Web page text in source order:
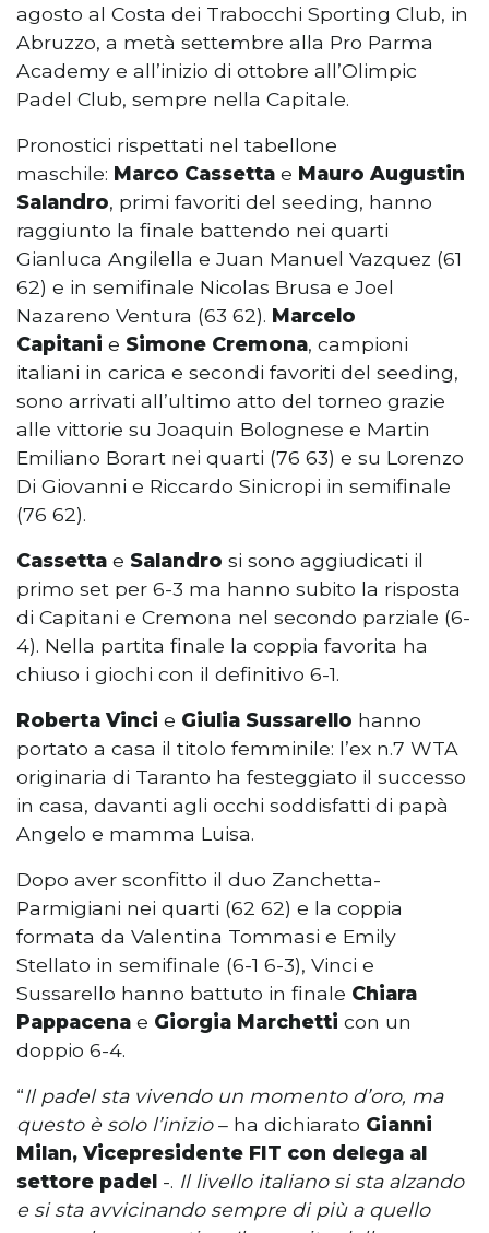
agosto al Costa dei Trabocchi Sporting Club, in
Abruzzo, a metà settembre alla Pro Parma
Academy e all’inizio di ottobre all’Olimpic
Padel Club, sempre nella Capitale.
Pronostici rispettati nel tabellone
maschile: Marco Cassetta e Mauro Augustin
Salandro, primi favoriti del seeding, hanno
raggiunto la finale battendo nei quarti
Gianluca Angilella e Juan Manuel Vazquez (61
62) e in semifinale Nicolas Brusa e Joel
Nazareno Ventura (63 62). Marcelo
Capitani e Simone Cremona, campioni
italiani in carica e secondi favoriti del seeding,
sono arrivati all’ultimo atto del torneo grazie
alle vittorie su Joaquin Bolognese e Martin
Emiliano Borart nei quarti (76 63) e su Lorenzo
Di Giovanni e Riccardo Sinicropi in semifinale
(76 62).
Cassetta e Salandro si sono aggiudicati il
primo set per 6-3 ma hanno subito la risposta
di Capitani e Cremona nel secondo parziale (6-
4). Nella partita finale la coppia favorita ha
chiuso i giochi con il definitivo 6-1.
Roberta Vinci e Giulia Sussarello hanno
portato a casa il titolo femminile: l’ex n.7 WTA
originaria di Taranto ha festeggiato il successo
in casa, davanti agli occhi soddisfatti di papà
Angelo e mamma Luisa.
Dopo aver sconfitto il duo Zanchetta-
Parmigiani nei quarti (62 62) e la coppia
formata da Valentina Tommasi e Emily
Stellato in semifinale (6-1 6-3), Vinci e
Sussarello hanno battuto in finale Chiara
Pappacena e Giorgia Marchetti con un
doppio 6-4.
“Il padel sta vivendo un momento d’oro, ma
questo è solo l’inizio– ha dichiarato Gianni
Milan, Vicepresidente FIT con delega al
settore padel -. Il livello italiano si sta alzando
e si sta avvicinando sempre di più a quello